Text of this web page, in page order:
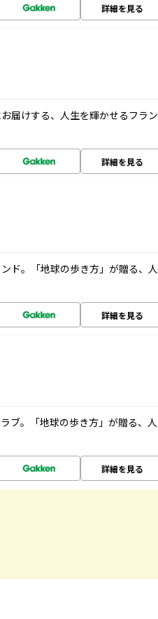
詳細を見る
届けする、人生を輝かせるフラン
詳細を見る
ド。「地球の歩き方」が贈る、人
詳細を見る
ブ。「地球の歩き方」が贈る、人
詳細を見る